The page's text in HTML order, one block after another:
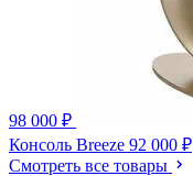
98 000 ₽
Консоль Breeze 92 000 ₽
Смотреть все товары